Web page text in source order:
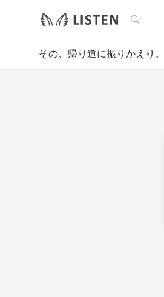
検索
その、帰り道に振りかえり。